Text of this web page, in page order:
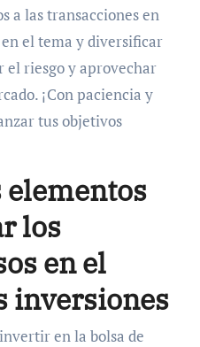
a las transacciones en
el tema y diversificar
riesgo y aprovechar
¡Con paciencia y
tus objetivos
elementos
los
en el
inversiones
en la bolsa de